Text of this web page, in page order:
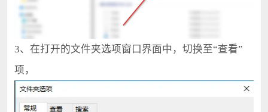
3、在打开的文件夹选项窗口界面中，切换至“查看”
项，